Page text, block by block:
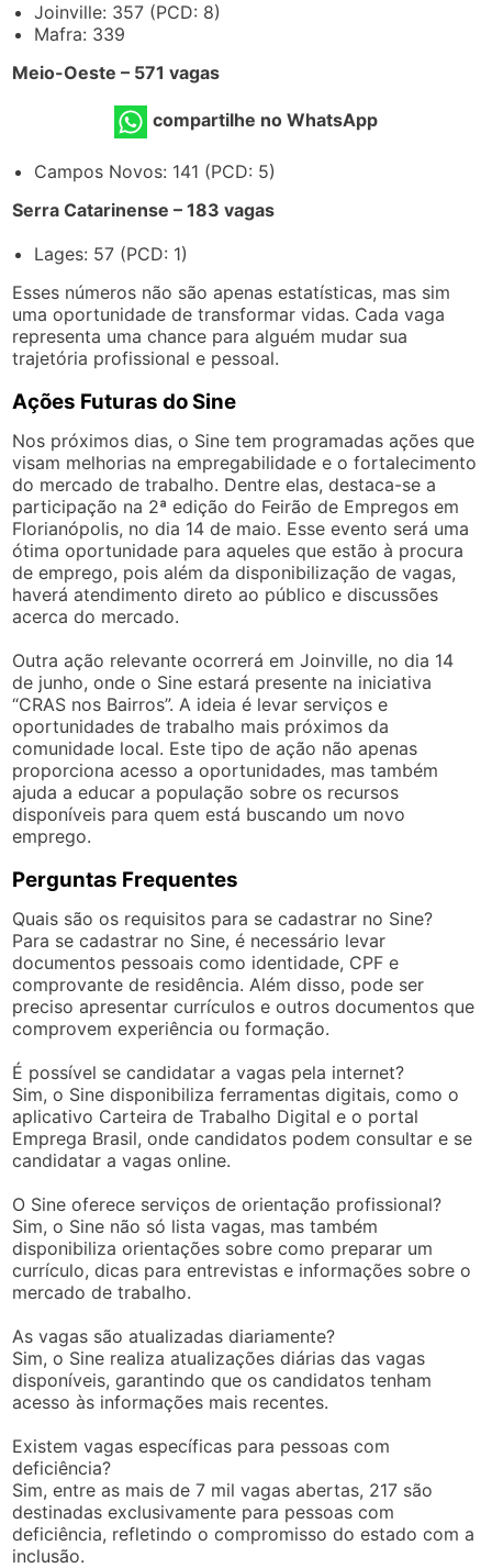
Joinville: 357 (PCD: 8)
Mafra: 339
Meio-Oeste – 571 vagas
compartilhe no WhatsApp
Campos Novos: 141 (PCD: 5)
Serra Catarinense – 183 vagas
Lages: 57 (PCD: 1)
Esses números não são apenas estatísticas, mas sim
uma oportunidade de transformar vidas. Cada vaga
representa uma chance para alguém mudar sua
trajetória profissional e pessoal.
Ações Futuras do Sine
Nos próximos dias, o Sine tem programadas ações que
visam melhorias na empregabilidade e o fortalecimento
do mercado de trabalho. Dentre elas, destaca-se a
participação na 2ª edição do Feirão de Empregos em
Florianópolis, no dia 14 de maio. Esse evento será uma
ótima oportunidade para aqueles que estão à procura
de emprego, pois além da disponibilização de vagas,
haverá atendimento direto ao público e discussões
acerca do mercado.
Outra ação relevante ocorrerá em Joinville, no dia 14
de junho, onde o Sine estará presente na iniciativa
“CRAS nos Bairros”. A ideia é levar serviços e
oportunidades de trabalho mais próximos da
comunidade local. Este tipo de ação não apenas
proporciona acesso a oportunidades, mas também
ajuda a educar a população sobre os recursos
disponíveis para quem está buscando um novo
emprego.
Perguntas Frequentes
Quais são os requisitos para se cadastrar no Sine?
Para se cadastrar no Sine, é necessário levar
documentos pessoais como identidade, CPF e
comprovante de residência. Além disso, pode ser
preciso apresentar currículos e outros documentos que
comprovem experiência ou formação.
É possível se candidatar a vagas pela internet?
Sim, o Sine disponibiliza ferramentas digitais, como o
aplicativo Carteira de Trabalho Digital e o portal
Emprega Brasil, onde candidatos podem consultar e se
candidatar a vagas online.
O Sine oferece serviços de orientação profissional?
Sim, o Sine não só lista vagas, mas também
disponibiliza orientações sobre como preparar um
currículo, dicas para entrevistas e informações sobre o
mercado de trabalho.
As vagas são atualizadas diariamente?
Sim, o Sine realiza atualizações diárias das vagas
disponíveis, garantindo que os candidatos tenham
acesso às informações mais recentes.
Existem vagas específicas para pessoas com
deficiência?
Sim, entre as mais de 7 mil vagas abertas, 217 são
destinadas exclusivamente para pessoas com
deficiência, refletindo o compromisso do estado com a
inclusão.